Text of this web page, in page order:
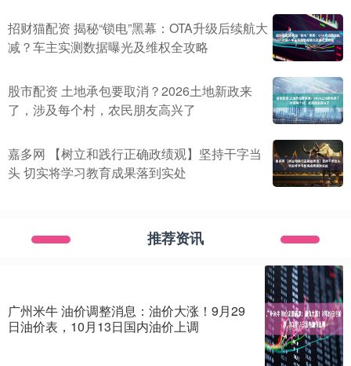
招财猫配资 揭秘“锁电”黑幕：OTA升级后续航大
减？车主实测数据曝光及维权全攻略
股市配资 土地承包要取消？2026土地新政来
了，涉及每个村，农民朋友高兴了
嘉多网 【树立和践行正确政绩观】坚持干字当
头 切实将学习教育成果落到实处
推荐资讯
广州米牛 油价调整消息：油价大涨！9月29
日油价表，10月13日国内油价上调